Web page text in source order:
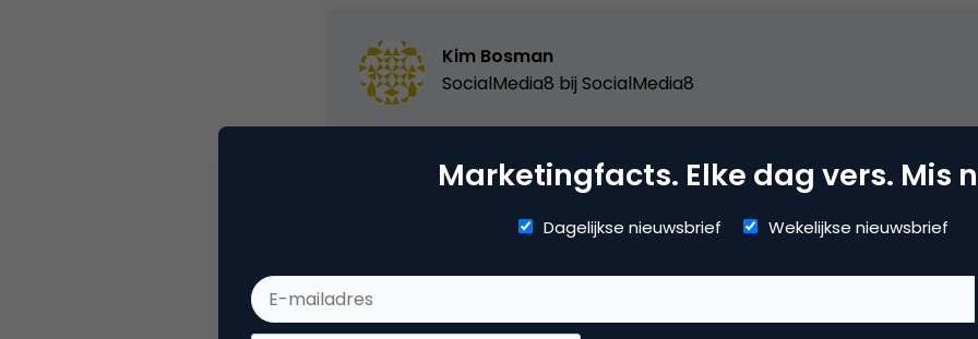
Kim Bosman
SocialMedia8 bij SocialMedia8
Tags online video
Marketingfacts. Elke dag vers. Mis
Dagelijkse nieuwsbrief Wekelijkse nieuwsbrief